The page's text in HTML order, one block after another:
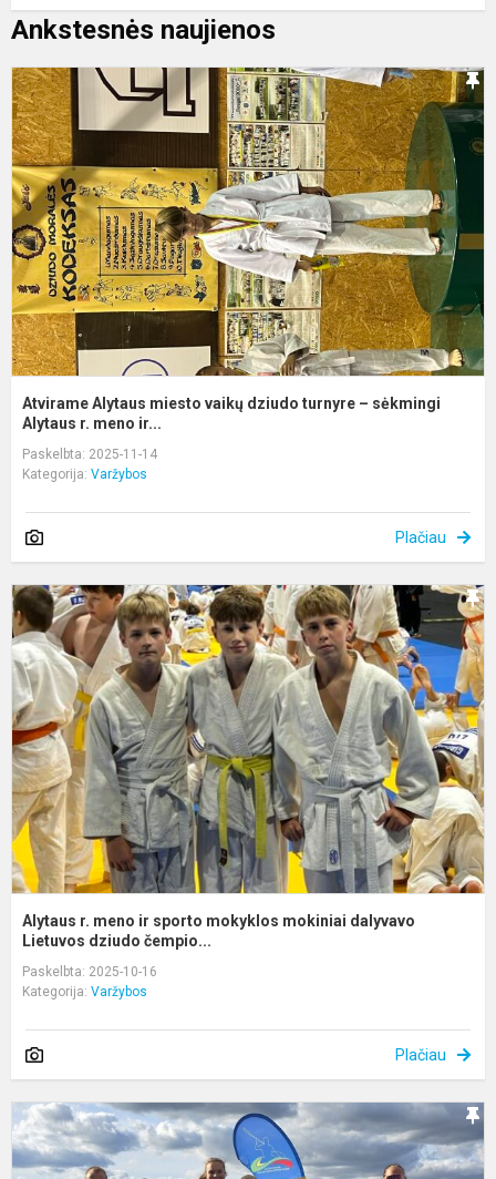
Ankstesnės naujienos
Atvirame Alytaus miesto vaikų dziudo turnyre – sėkmingi
Alytaus r. meno ir...
Paskelbta: 2025-11-14
Kategorija: Varžybos
Plačiau
Alytaus r. meno ir sporto mokyklos mokiniai dalyvavo
Lietuvos dziudo čempio...
Paskelbta: 2025-10-16
Kategorija: Varžybos
Plačiau